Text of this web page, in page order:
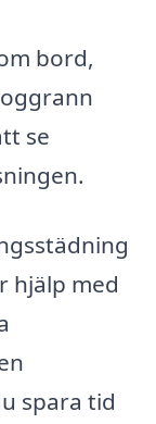
bord,
se
hjälp med
spara tid